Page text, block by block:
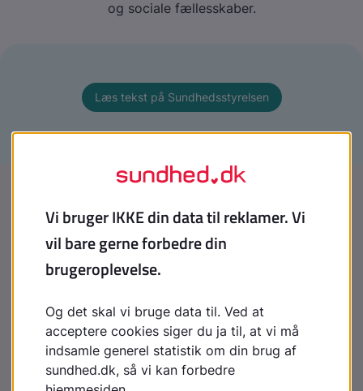
og sociale fællesskaber.
Læs tekst på Sundhedsstyrelsen